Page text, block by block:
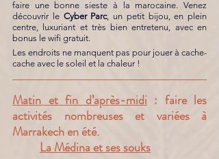
faire une bonne sieste à la marocaine. Venez
découvrir le Cyber Parc, un petit bijou, en plein
centre, luxuriant et très bien entretenu, avec en
bonus le wifi gratuit.
Les endroits ne manquent pas pour jouer à cache-
cache avec le soleil et la chaleur !
Matin et fin d’après-midi : faire les
activités nombreuses et variées à
Marrakech en été.
La Médina et ses souks